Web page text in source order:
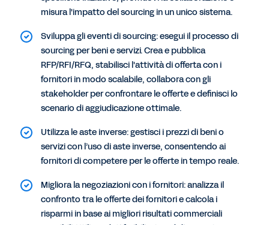
misura l'impatto del sourcing in un unico sistema.
Sviluppa gli eventi di sourcing: esegui il processo di
sourcing per beni e servizi. Crea e pubblica
RFP/RFI/RFQ, stabilisci l'attività di offerta con i
fornitori in modo scalabile, collabora con gli
stakeholder per confrontare le offerte e definisci lo
scenario di aggiudicazione ottimale.
Utilizza le aste inverse: gestisci i prezzi di beni o
servizi con l’uso di aste inverse, consentendo ai
fornitori di competere per le offerte in tempo reale.
Migliora la negoziazioni con i fornitori: analizza il
confronto tra le offerte dei fornitori e calcola i
risparmi in base ai migliori risultati commerciali